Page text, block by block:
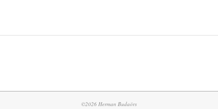
©2026 Herman Budaörs